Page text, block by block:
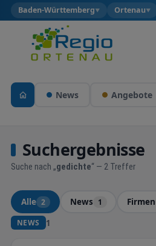
Baden-Württemberg▼ Ortenau▼
News Angebote
Suchergebnisse
Suche nach „gedichte“ — 2 Treffer
Alle 2 News 1 Firmen
NEWS 1